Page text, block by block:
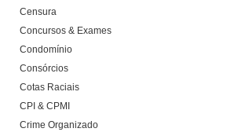
Censura
Concursos & Exames
Condomínio
Consórcios
Cotas Raciais
CPI & CPMI
Crime Organizado